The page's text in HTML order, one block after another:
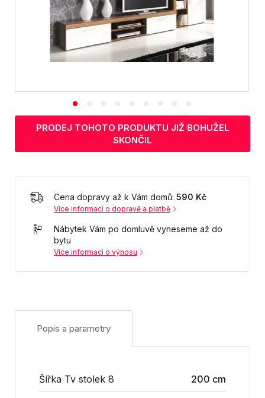
PRODEJ TOHOTO PRODUKTU JIŽ BOHUŽEL
SKONČIL
Cena dopravy až k Vám domů: 590 Kč
Více informací o dopravě a platbě
Nábytek Vám po domluvě vyneseme až do
bytu
Více informací o výnosu
Popis a parametry
Šířka Tv stolek 8 200 cm